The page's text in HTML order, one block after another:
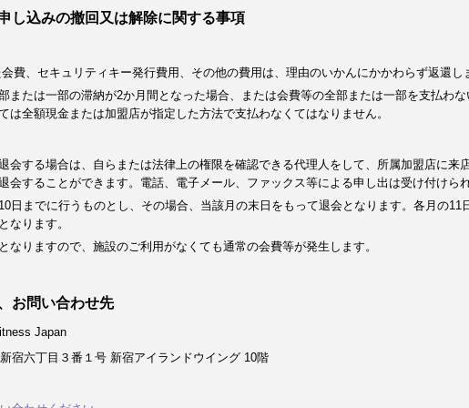
し込みの撤回又は解除に関する事項
費、セキュリティキー発行費用、その他の費用は、理由のいかんにかかわらず返還し
または一部の滞納が2か月間となった場合、または会費等の全部または一部を支払わ
は全額現金または加盟店が指定した方法で支払わなくてはなりません。
会する場合は、自らまたは法律上の権限を確認できる代理人をして、所属加盟店に来
会することができます。電話、電子メール、ファックス等による申し出は受け付けられ
日までに行うものとし、その場合、当該月の末日をもって退会となります。各月の11
なります。
なりますので、施設のご利用がなくても通常の会費等が発生します。
お問い合わせ先
Japan
宿六丁目３番１号 新宿アイランドウイング 10階